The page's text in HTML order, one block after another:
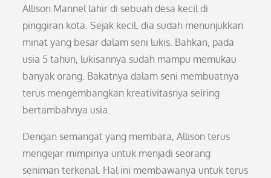
Allison Mannel lahir di sebuah desa kecil di
pinggiran kota. Sejak kecil, dia sudah menunjukkan
minat yang besar dalam seni lukis. Bahkan, pada
usia 5 tahun, lukisannya sudah mampu memukau
banyak orang. Bakatnya dalam seni membuatnya
terus mengembangkan kreativitasnya seiring
bertambahnya usia.
Dengan semangat yang membara, Allison terus
mengejar mimpinya untuk menjadi seorang
seniman terkenal. Hal ini membawanya untuk terus